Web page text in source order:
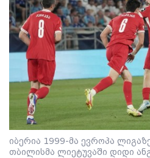
იბერია 1999-მა ევროპა
თბილისმა ლიეტუვაში დიდი